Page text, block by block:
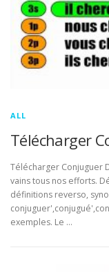
ALL
Télécharger
Télécharger Conjuguer
vains tous nos efforts.
définitions reverso,
exemples. Le …